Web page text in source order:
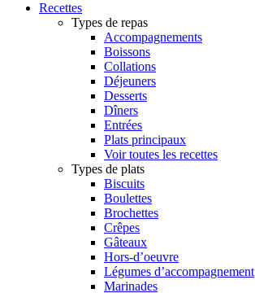
Recettes
Types de repas
Accompagnements
Boissons
Collations
Déjeuners
Desserts
Dîners
Entrées
Plats principaux
Voir toutes les recettes
Types de plats
Biscuits
Boulettes
Brochettes
Crêpes
Gâteaux
Hors-d’oeuvre
Légumes d’accompagnement
Marinades